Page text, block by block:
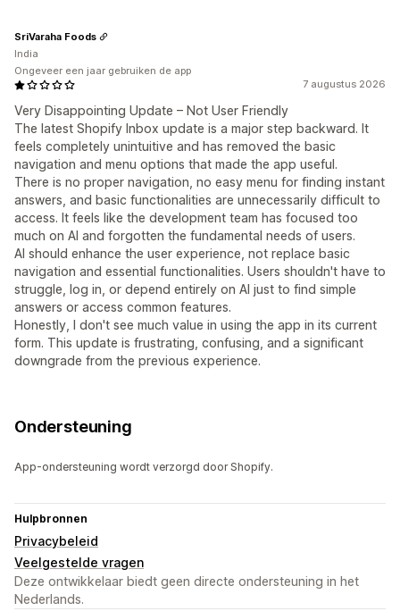
7 augustus 2026
Very Disappointing Update – Not User Friendly
The latest Shopify Inbox update is a major step backward. It
feels completely unintuitive and has removed the basic
navigation and menu options that made the app useful.
There is no proper navigation, no easy menu for finding instant
answers, and basic functionalities are unnecessarily difficult to
access. It feels like the development team has focused too
much on AI and forgotten the fundamental needs of users.
AI should enhance the user experience, not replace basic
navigation and essential functionalities. Users shouldn't have to
struggle, log in, or depend entirely on AI just to find simple
answers or access common features.
Honestly, I don't see much value in using the app in its current
form. This update is frustrating, confusing, and a significant
downgrade from the previous experience.
SriVaraha Foods
India
Ongeveer een jaar gebruiken de app
Ondersteuning
App-ondersteuning wordt verzorgd door Shopify.
Hulpbronnen
Privacybeleid
Veelgestelde vragen
Deze ontwikkelaar biedt geen directe ondersteuning in het
Nederlands.